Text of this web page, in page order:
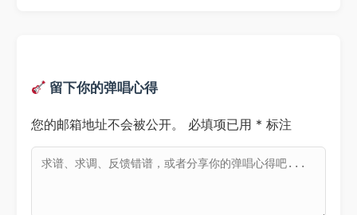
留下你的弹唱心得
您的邮箱地址不会被公开。 必填项已用 * 标注